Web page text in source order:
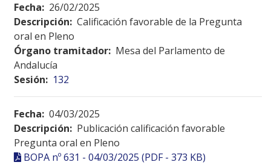
Fecha: 26/02/2025
Descripción: Calificación favorable de la Pregunta
oral en Pleno
Órgano tramitador: Mesa del Parlamento de
Andalucía
Sesión: 132
Fecha: 04/03/2025
Descripción: Publicación calificación favorable
Pregunta oral en Pleno
BOPA nº 631 - 04/03/2025 (PDF - 373 KB)